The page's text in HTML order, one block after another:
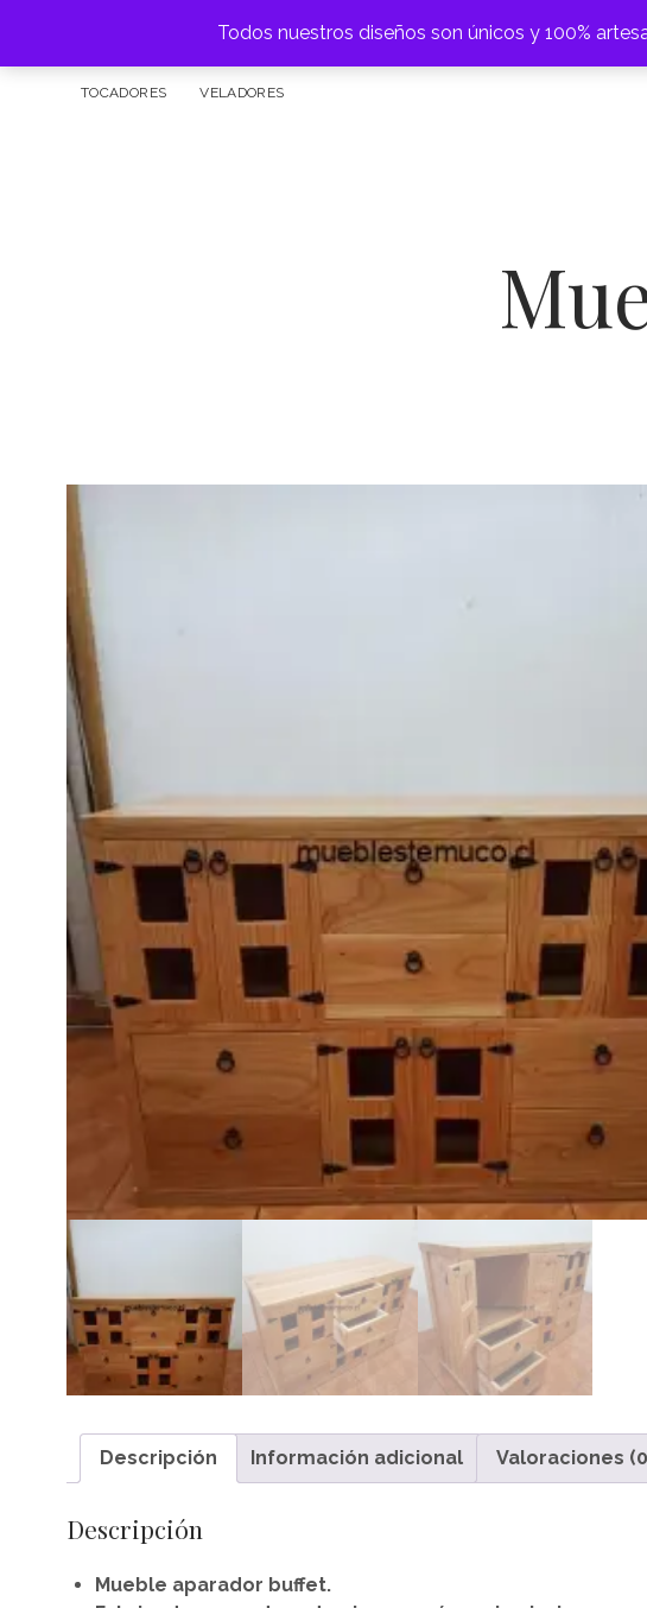
Todos nuestros diseños son únicos y 100%
menú
TOCADORES VELADORES
Descripción Información adicional Valoraciones
Descripción
Mueble aparador buffet.